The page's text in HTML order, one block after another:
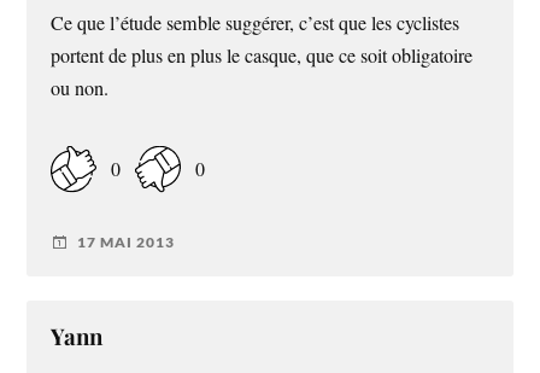
Ce que l’étude semble suggérer, c’est que les cyclistes
portent de plus en plus le casque, que ce soit obligatoire
ou non.
0 0
17 MAI 2013
Yann